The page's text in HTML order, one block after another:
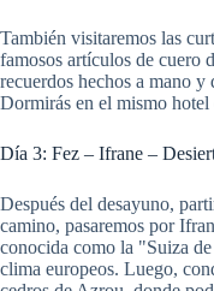
También visitaremos las
famosos artículos de cuero
recuerdos hechos a mano
Dormirás en el mismo hotel
Día 3: Fez – Ifrane –
Después del desayuno,
camino, pasaremos por
conocida como la "Suiza
clima europeos. Luego,